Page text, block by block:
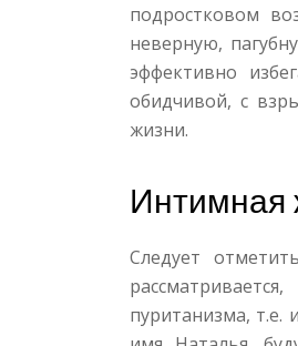
подростковом
неверную,
эффективно
обидчивой, с
жизни.
Интимная
Следует
пуританизма, т.е.